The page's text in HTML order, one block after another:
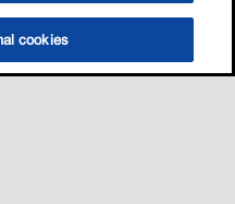
查找门店
cookies